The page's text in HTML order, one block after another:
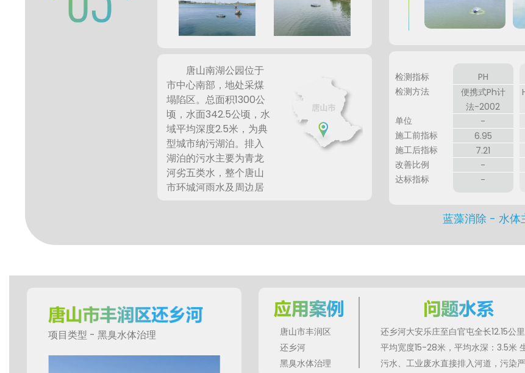
唐山南湖公园位于
市中心南部，地处采煤
塌陷区。总面积1300公
顷，水面342.5公顷，水
域平均深度2.5米，为典
型城市纳污湖泊。排入
湖泊的污水主要为青龙
河劣五类水，整个唐山
市环城河雨水及周边居
对周边环境影响非常严
检测指标
检测方法
单位
施工前指标
施工后指标
改善比例
达标指标
PH
便携式Ph计
法-2002
-
6.95
7.21
-
-
蓝藻消除 - 水体
唐山市丰润区
还乡河
黑臭水体治理
还乡河大安乐庄至白官屯全长12.15公里
平均宽度15-28米，平均水深：3.5米
污水、工业废水直接排入河道，污染
项目类型 - 黑臭水体治理